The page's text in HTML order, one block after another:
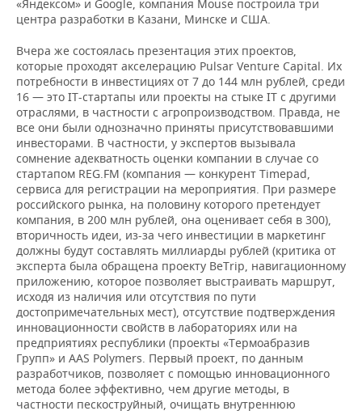
«Яндексом» и Google, компания Mouse построила три
центра разработки в Казани, Минске и США.
Вчера же состоялась презентация этих проектов,
которые проходят акселерацию Pulsar Venture Capital. Их
потребности в инвестициях от 7 до 144 млн рублей, среди
16 — это IT-стартапы или проекты на стыке IT с другими
отраслями, в частности с агропроизводством. Правда, не
все они были однозначно приняты присутствовавшими
инвесторами. В частности, у экспертов вызывала
сомнение адекватность оценки компании в случае со
стартапом REG.FM (компания — конкурент Timepad,
сервиса для регистрации на мероприятия. При размере
российского рынка, на половину которого претендует
компания, в 200 млн рублей, она оценивает себя в 300),
вторичность идеи, из-за чего инвестиции в маркетинг
должны будут составлять миллиарды рублей (критика от
эксперта была обращена проекту BeTrip, навигационному
приложению, которое позволяет выстраивать маршрут,
исходя из наличия или отсутствия по пути
достопримечательных мест), отсутствие подтверждения
инновационности свойств в лабораториях или на
предприятиях республики (проекты «Термоабразив
Групп» и AAS Polymers. Первый проект, по данным
разработчиков, позволяет с помощью инновационного
метода более эффективно, чем другие методы, в
частности пескоструйный, очищать внутреннюю